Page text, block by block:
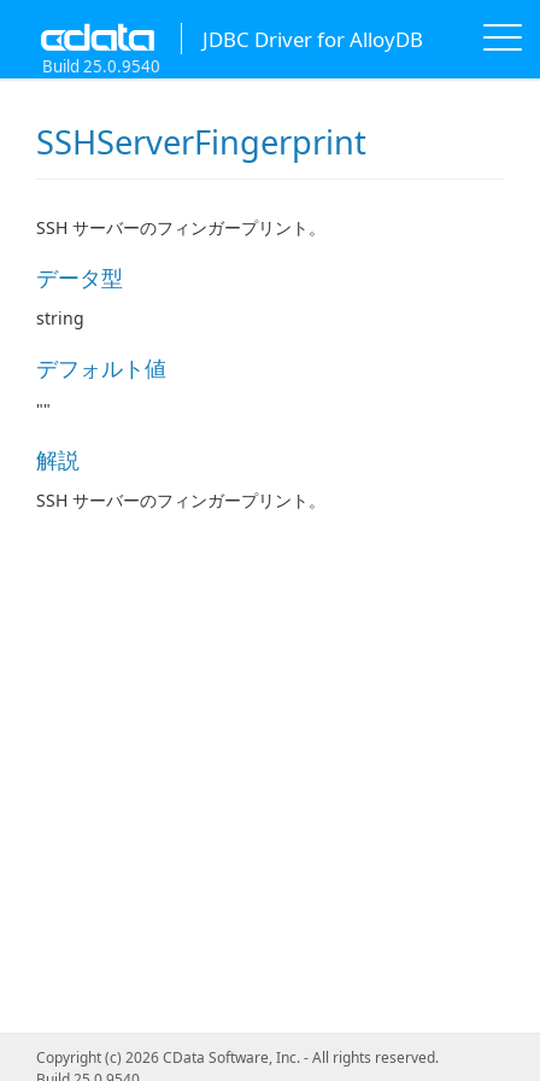
JDBC Driver for AlloyDB
Build 25.0.9540
SSHServerFingerprint
SSH サーバーのフィンガープリント。
データ型
string
デフォルト値
""
解説
SSH サーバーのフィンガープリント。
Copyright (c) 2026 CData Software, Inc. - All rights reserved.